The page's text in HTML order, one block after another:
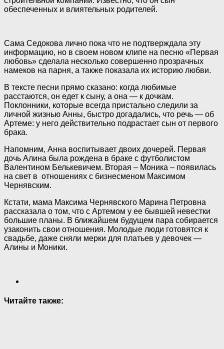
обеспеченных и влиятельных родителей.
Сама Седокова лично пока что не подтверждала эту
информацию, но в своем новом клипе на песню «Первая
любовь» сделала несколько совершенно прозрачных
намеков на парня, а также показала их историю любви.
В тексте песни прямо сказано: когда любимые
расстаются, он едет к сыну, а она — к дочкам.
Поклонники, которые всегда пристально следили за
личной жизнью Анны, быстро догадались, что речь — об
Артеме: у него действительно подрастает сын от первого
брака.
Напомним, Анна воспитывает двоих дочерей. Первая
дочь Алина была рождена в браке с футболистом
Валентином Белькевичем. Вторая – Моника – появилась
на свет в отношениях с бизнесменом Максимом
Чернявским.
Кстати, мама Максима Чернявского Марина Петровна
рассказала о том, что с Артемом у ее бывшей невестки
большие планы. В ближайшем будущем пара собирается
узаконить свои отношения. Молодые люди готовятся к
свадьбе, даже сняли мерки для платьев у девочек —
Алины и Моники.
Читайте также: